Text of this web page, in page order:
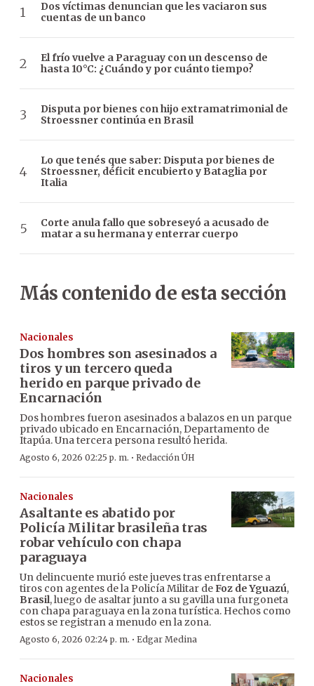
Dos víctimas denuncian que les vaciaron sus
cuentas de un banco
El frío vuelve a Paraguay con un descenso de
hasta 10°C: ¿Cuándo y por cuánto tiempo?
Disputa por bienes con hijo extramatrimonial de
Stroessner continúa en Brasil
Lo que tenés que saber: Disputa por bienes de
Stroessner, déficit encubierto y Bataglia por
Italia
Corte anula fallo que sobreseyó a acusado de
matar a su hermana y enterrar cuerpo
Más contenido de esta sección
Nacionales
Dos hombres son asesinados a
tiros y un tercero queda
herido en parque privado de
Encarnación
Dos hombres fueron asesinados a balazos en un parque
privado ubicado en Encarnación, Departamento de
Itapúa. Una tercera persona resultó herida.
Agosto 6, 2026 02:25 p. m. · Redacción ÚH
Nacionales
Asaltante es abatido por
Policía Militar brasileña tras
robar vehículo con chapa
paraguaya
Un delincuente murió este jueves tras enfrentarse a
tiros con agentes de la Policía Militar deFoz de Yguazú,
Brasil, luego de asaltar junto a su gavilla una furgoneta
con chapa paraguaya en la zona turística. Hechos como
estos se registran a menudo en la zona.
Agosto 6, 2026 02:24 p. m. · Edgar Medina
Nacionales